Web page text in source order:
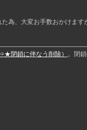
、大変お手数おかけま
閉鎖に伴なう削除） 。閉